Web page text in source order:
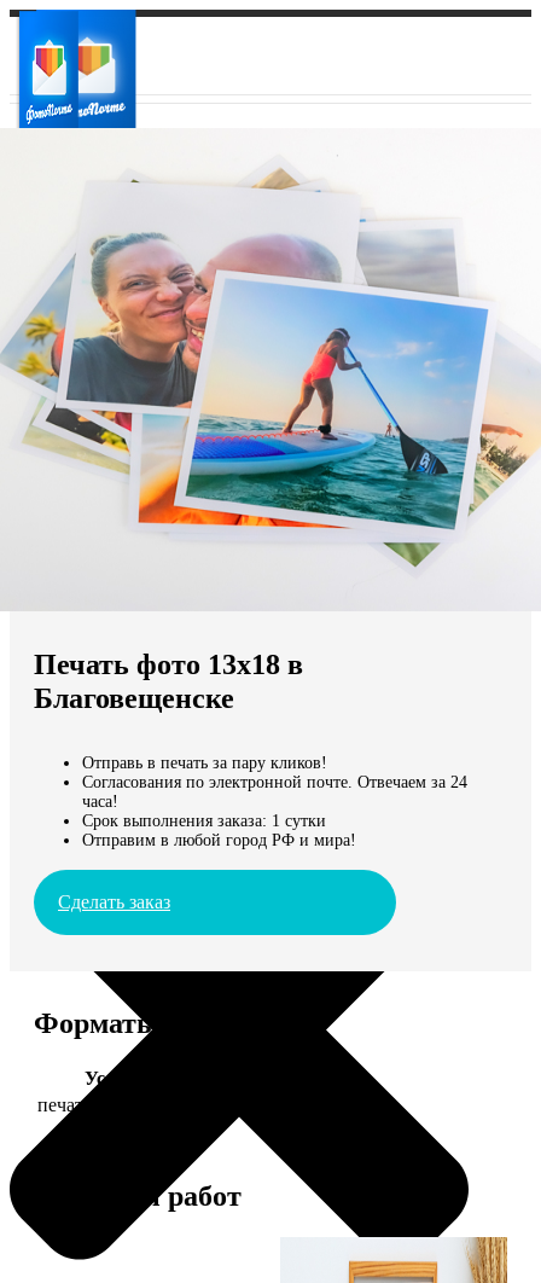
Ваш регион доставки
Выберите из списка:
Мы доставляем по всему миру
Продолжить без города
Печать фото 13х18 в
Благовещенске
Отправь в печать за пару кликов!
Согласования по электронной почте. Отвечаем за 24
часа!
Срок выполнения заказа: 1 сутки
Отправим в любой город РФ и мира!
Сделать заказ
Форматы и цены
Услуга
печать фото 13х18
Примеры работ